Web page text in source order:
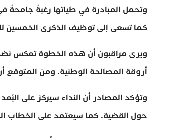
وتحمل المبادرة في طياتها رغبةً جامحةً
كما تسعى إلى توظيف الذكرى الخمسين
ويرى مراقبون أن هذه الخطوة تعكس نضجاً
أروقة المصالحة الوطنية. ومن المتوقع
وتؤكد المصادر أن النداء سيركز على
حول القضية. كما سيعتمد على الخطاب